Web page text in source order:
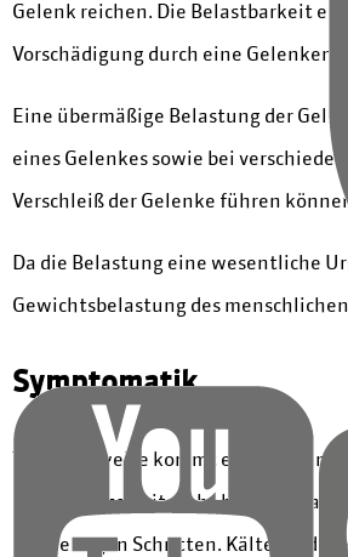
Gelenk reichen. Die Belastbarkeit
Vorschädigung durch eine
Eine übermäßige Belastung der
eines Gelenkes sowie bei
Verschleiß der Gelenke führen können.
Da die Belastung eine wesentliche
Gewichtsbelastung des
Symptomatik
Typischerweise kommt es bei
relativ kurze Zeit nicht benutzt hat:
nach einigen Schritten. Kälte wird